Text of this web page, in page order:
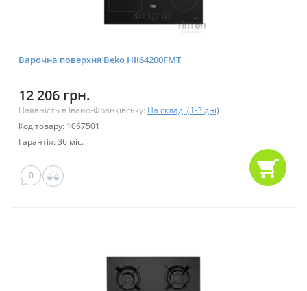
Варочна поверхня Beko HII64200FMT
12 206 грн.
Наявність в Івано-Франківську: На складі (1-3 дні)
Код товару: 1067501
Гарантія: 36 міс.
0